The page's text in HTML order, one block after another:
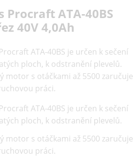
Procraft ATA-40BS
40V 4,0Ah
ATA-40BS je určen k sečení
ploch, k odstranění plevelů.
motor s otáčkami až 5500 zaručuje
práci.
ATA-40BS je určen k sečení
ploch, k odstranění plevelů.
motor s otáčkami až 5500 zaručuje
práci.